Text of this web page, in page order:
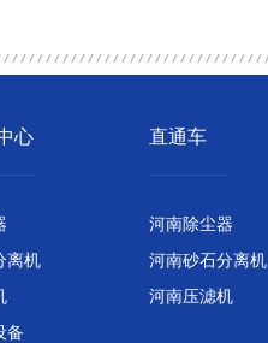
心
离机
备
直通车
河南除尘器
河南砂石分离机
河南压滤机